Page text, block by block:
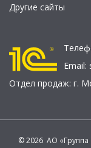
Другие сайты
Email:
Отдел продаж: г.
© 2026 АО «Группа